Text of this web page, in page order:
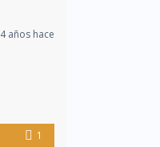
4 años hace
1